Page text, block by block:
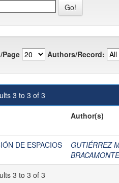
Page Authors/Record:
3 to 3 of 3
Author(s)
DE ESPACIOS
GUTIÉRREZ
3 to 3 of 3